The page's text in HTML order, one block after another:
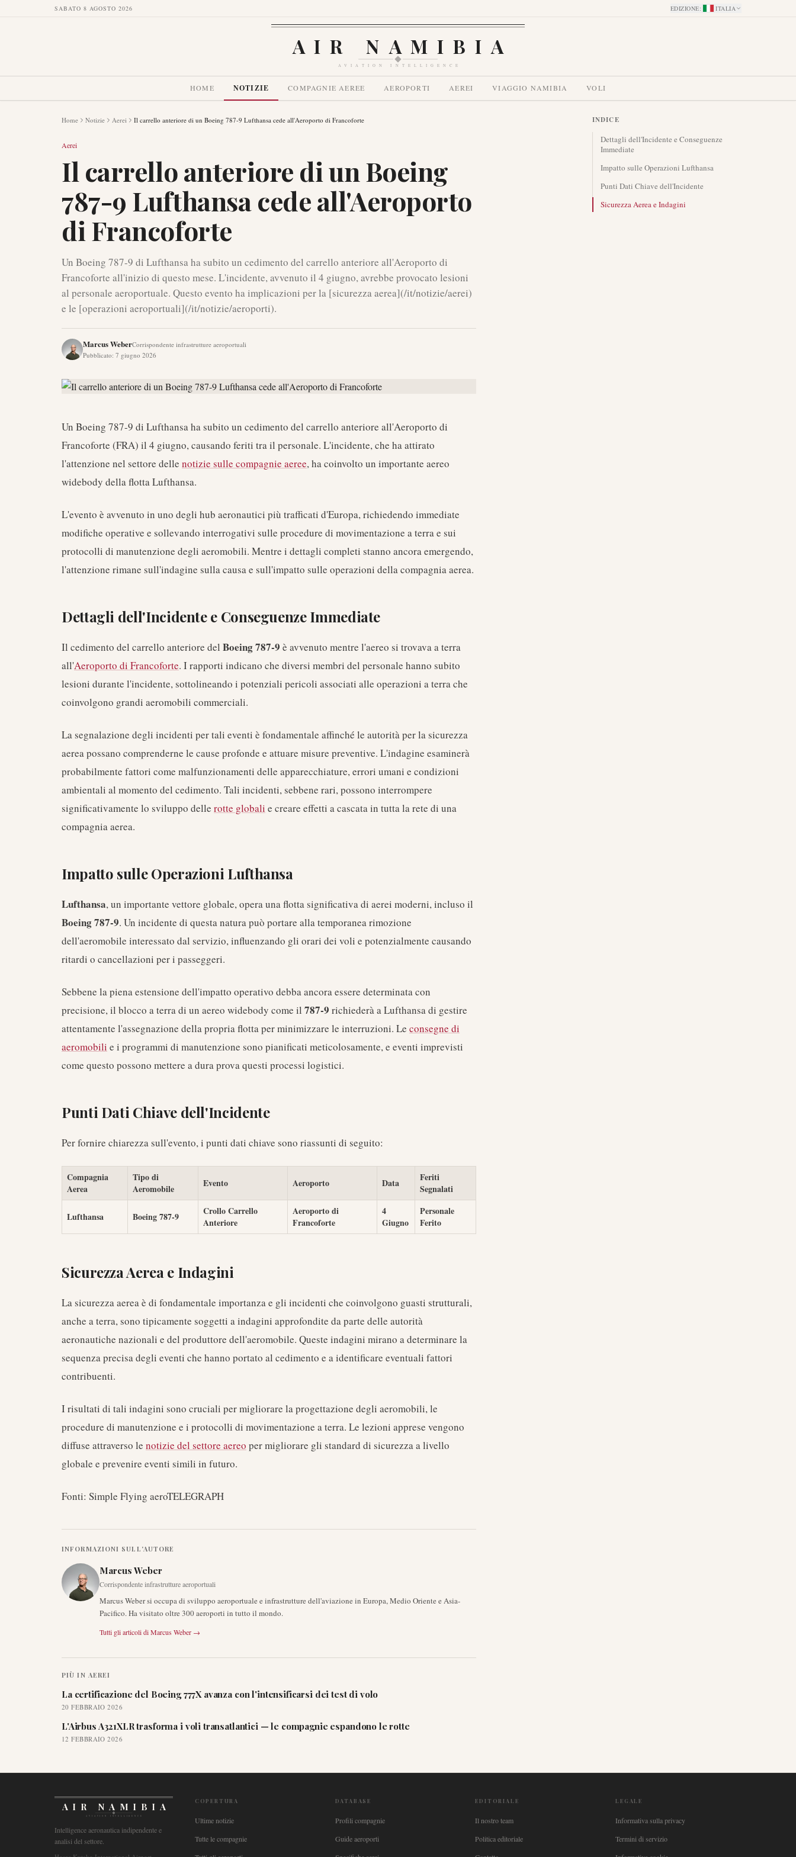
SABATO 8 AGOSTO 2026 EDIZIONE: ITALIA
AIR NAMIBIA
AVIATION INTELLIGENCE
HOME NOTIZIE COMPAGNIE AEREE AEROPORTI AEREI VIAGGIO NAMIBIA VOLI
Home Notizie Aerei Il carrello anteriore di un Boeing 787-9 Lufthansa cede all'Aeroporto di Francoforte
Aerei
Il carrello anteriore di un Boeing
787-9 Lufthansa cede all'Aeroporto
di Francoforte
Un Boeing 787-9 di Lufthansa ha subito un cedimento del carrello anteriore all'Aeroporto di
Francoforte all'inizio di questo mese. L'incidente, avvenuto il 4 giugno, avrebbe provocato lesioni
al personale aeroportuale. Questo evento ha implicazioni per la [sicurezza aerea](/it/notizie/aerei)
e le [operazioni aeroportuali](/it/notizie/aeroporti).
Marcus WeberCorrispondente infrastrutture aeroportuali
Pubblicato: 7 giugno 2026
Un Boeing 787-9 di Lufthansa ha subito un cedimento del carrello anteriore all'Aeroporto di
Francoforte (FRA) il 4 giugno, causando feriti tra il personale. L'incidente, che ha attirato
l'attenzione nel settore delle notizie sulle compagnie aeree, ha coinvolto un importante aereo
widebody della flotta Lufthansa.
L'evento è avvenuto in uno degli hub aeronautici più trafficati d'Europa, richiedendo immediate
modifiche operative e sollevando interrogativi sulle procedure di movimentazione a terra e sui
protocolli di manutenzione degli aeromobili. Mentre i dettagli completi stanno ancora emergendo,
l'attenzione rimane sull'indagine sulla causa e sull'impatto sulle operazioni della compagnia aerea.
Dettagli dell'Incidente e Conseguenze Immediate
Il cedimento del carrello anteriore del Boeing 787-9 è avvenuto mentre l'aereo si trovava a terra
all'Aeroporto di Francoforte. I rapporti indicano che diversi membri del personale hanno subito
lesioni durante l'incidente, sottolineando i potenziali pericoli associati alle operazioni a terra che
coinvolgono grandi aeromobili commerciali.
La segnalazione degli incidenti per tali eventi è fondamentale affinché le autorità per la sicurezza
aerea possano comprenderne le cause profonde e attuare misure preventive. L'indagine esaminerà
probabilmente fattori come malfunzionamenti delle apparecchiature, errori umani e condizioni
ambientali al momento del cedimento. Tali incidenti, sebbene rari, possono interrompere
significativamente lo sviluppo delle rotte globali e creare effetti a cascata in tutta la rete di una
compagnia aerea.
Impatto sulle Operazioni Lufthansa
Lufthansa, un importante vettore globale, opera una flotta significativa di aerei moderni, incluso il
Boeing 787-9. Un incidente di questa natura può portare alla temporanea rimozione
dell'aeromobile interessato dal servizio, influenzando gli orari dei voli e potenzialmente causando
ritardi o cancellazioni per i passeggeri.
Sebbene la piena estensione dell'impatto operativo debba ancora essere determinata con
precisione, il blocco a terra di un aereo widebody come il 787-9 richiederà a Lufthansa di gestire
attentamente l'assegnazione della propria flotta per minimizzare le interruzioni. Le consegne di
aeromobili e i programmi di manutenzione sono pianificati meticolosamente, e eventi imprevisti
come questo possono mettere a dura prova questi processi logistici.
Punti Dati Chiave dell'Incidente
Per fornire chiarezza sull'evento, i punti dati chiave sono riassunti di seguito:
Compagnia
Aerea
Tipo di
Aeromobile
Evento Aeroporto Data
Feriti
Segnalati
Lufthansa Boeing 787-9
Crollo Carrello
Anteriore
Aeroporto di
Francoforte
4
Giugno
Personale
Ferito
Sicurezza Aerea e Indagini
La sicurezza aerea è di fondamentale importanza e gli incidenti che coinvolgono guasti strutturali,
anche a terra, sono tipicamente soggetti a indagini approfondite da parte delle autorità
aeronautiche nazionali e del produttore dell'aeromobile. Queste indagini mirano a determinare la
sequenza precisa degli eventi che hanno portato al cedimento e a identificare eventuali fattori
contribuenti.
I risultati di tali indagini sono cruciali per migliorare la progettazione degli aeromobili, le
procedure di manutenzione e i protocolli di movimentazione a terra. Le lezioni apprese vengono
diffuse attraverso le notizie del settore aereo per migliorare gli standard di sicurezza a livello
globale e prevenire eventi simili in futuro.
Fonti: Simple Flying aeroTELEGRAPH
INFORMAZIONI SULL'AUTORE
Marcus Weber
Corrispondente infrastrutture aeroportuali
Marcus Weber si occupa di sviluppo aeroportuale e infrastrutture dell'aviazione in Europa, Medio Oriente e Asia-
Pacifico. Ha visitato oltre 300 aeroporti in tutto il mondo.
Tutti gli articoli diMarcus Weber →
PIÙ IN AEREI
La certificazione del Boeing 777X avanza con l'intensificarsi dei test di volo
20 FEBBRAIO 2026
L'Airbus A321XLR trasforma i voli transatlantici — le compagnie espandono le rotte
12 FEBBRAIO 2026
INDICE
Dettagli dell'Incidente e Conseguenze
Immediate
Impatto sulle Operazioni Lufthansa
Punti Dati Chiave dell'Incidente
Sicurezza Aerea e Indagini
AIR NAMIBIA
AVIATION INTELLIGENCE
Intelligence aeronautica indipendente e
analisi del settore.
COPERTURA
Ultime notizie
Tutte le compagnie
DATABASE
Profili compagnie
Guide aeroporti
EDITORIALE
Il nostro team
Politica editoriale
LEGALE
Informativa sulla privacy
Termini di servizio